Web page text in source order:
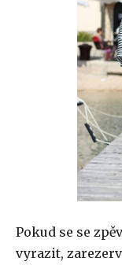
Pokud se se
vyrazit,